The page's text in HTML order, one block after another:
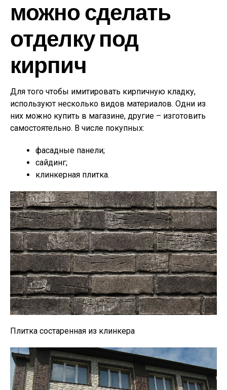
можно сделать
отделку под
кирпич
Для того чтобы имитировать кирпичную кладку,
используют несколько видов материалов. Одни из
них можно купить в магазине, другие – изготовить
самостоятельно. В числе покупных:
фасадные панели;
сайдинг;
клинкерная плитка.
Плитка состаренная из клинкера